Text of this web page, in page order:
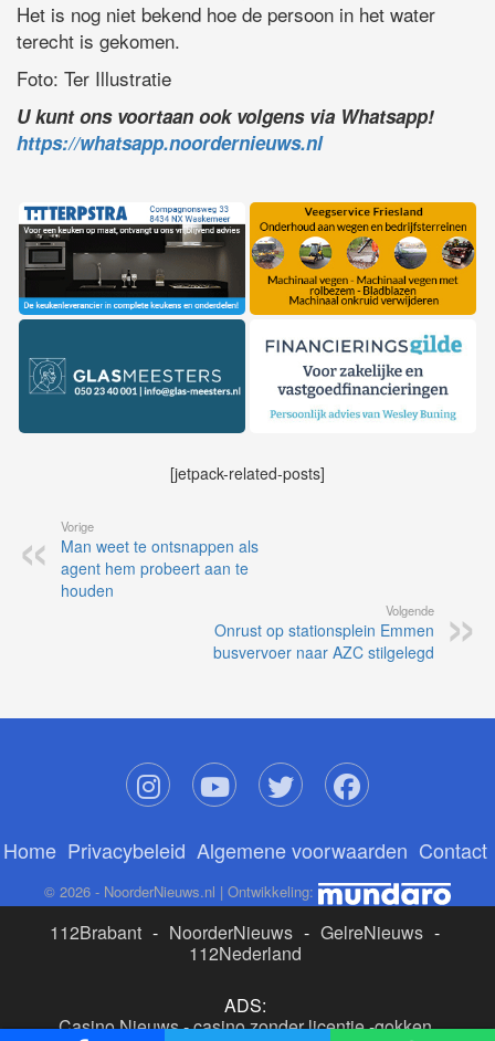
Het is nog niet bekend hoe de persoon in het water
terecht is gekomen.
Foto: Ter Illustratie
U kunt ons voortaan ook volgens via Whatsapp!
https://whatsapp.noordernieuws.nl
[jetpack-related-posts]
Vorige
Man weet te ontsnappen als
agent hem probeert aan te
houden
Volgende
Onrust op stationsplein Emmen
busvervoer naar AZC stilgelegd
Home Privacybeleid Algemene voorwaarden Contact
© 2026 - NoorderNieuws.nl | Ontwikkeling:
112Brabant - NoorderNieuws - GelreNieuws -
112Nederland
ADS:
Casino Nieuws-casino zonder licentie-gokken